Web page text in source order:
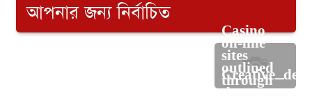
আপনার জন্য নির্বাচিত
চীনেফ্লাইটনেটওয়ার্কসম্প্রসারণকরলমালয়েশিয়াএয়ারলাইন্স
Casino
on-line
sites
outlined
through